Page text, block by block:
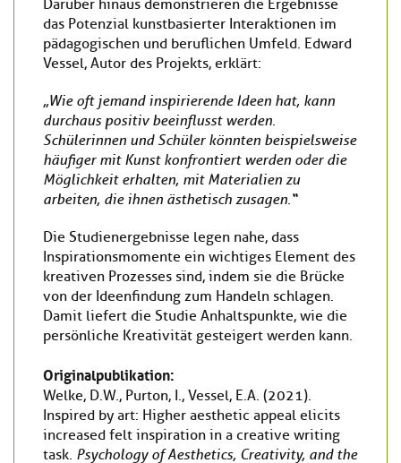
Darüber hinaus demonstrieren die Ergebnisse
das Potenzial kunstbasierter Interaktionen im
pädagogischen und beruflichen Umfeld. Edward
Vessel, Autor des Projekts, erklärt:
„Wie oft jemand inspirierende Ideen hat, kann
durchaus positiv beeinflusst werden.
Schülerinnen und Schüler könnten beispielsweise
häufiger mit Kunst konfrontiert werden oder die
Möglichkeit erhalten, mit Materialien zu
arbeiten, die ihnen ästhetisch zusagen.“
Die Studienergebnisse legen nahe, dass
Inspirationsmomente ein wichtiges Element des
kreativen Prozesses sind, indem sie die Brücke
von der Ideenfindung zum Handeln schlagen.
Damit liefert die Studie Anhaltspunkte, wie die
persönliche Kreativität gesteigert werden kann.
Originalpublikation:
Welke, D.W., Purton, I., Vessel, E.A. (2021).
Inspired by art: Higher aesthetic appeal elicits
increased felt inspiration in a creative writing
task. Psychology of Aesthetics, Creativity, and the